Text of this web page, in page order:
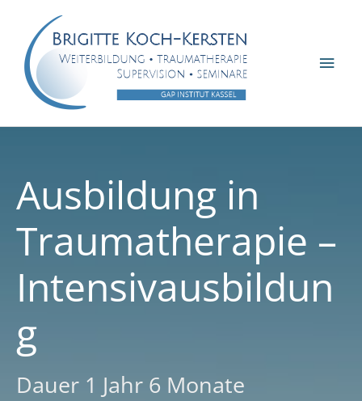
springen
Ausbildung in
Traumatherapie –
Intensivausbildun
g
Dauer 1 Jahr 6 Monate